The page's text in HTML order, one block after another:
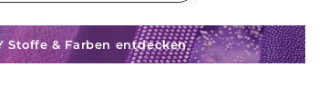
Stoffe & Farben entdecken